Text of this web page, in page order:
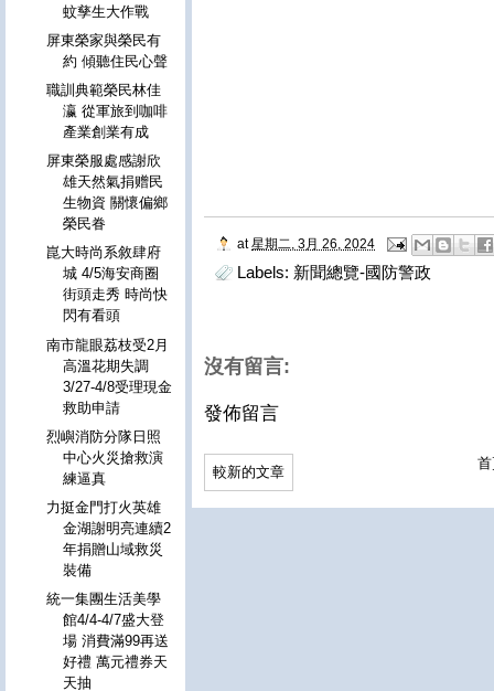
at 星期二, 3月 26, 2024
Labels: 新聞總覽-國防警政
沒有留言:
發佈留言
較新的文章
蚊孳生大作戰
屏東榮家與榮民有
約 傾聽住民心聲
職訓典範榮民林佳
瀛 從軍旅到咖啡
產業創業有成
屏東榮服處感謝欣
雄天然氣捐赠民
生物資 關懷偏鄉
榮民眷
崑大時尚系敘肆府
城 4/5海安商圈
街頭走秀 時尚快
閃有看頭
南市龍眼荔枝受2月
高溫花期失調
3/27-4/8受理現金
救助申請
烈嶼消防分隊日照
中心火災搶救演
練逼真
力挺金門打火英雄
金湖謝明亮連續2
年捐贈山域救災
裝備
統一集團生活美學
館4/4-4/7盛大登
場 消費滿99再送
好禮 萬元禮券天
天抽